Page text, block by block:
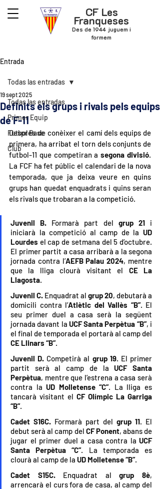
CF Les
Franqueses
Des de 1944 juguem i
formem
Entrada
Todas las entradas
Primer Equip
Futbol Base
Club
Todas las entradas
Definits els grups i rivals pels equips
de F-11
19 sept 2025
Després de conèixer el camí dels equips de
primera, ha arribat el torn dels conjunts de
futbol-11 que competiran a segona divisió.
La FCF ha fet públic el calendari de la nova
temporada, que ja deixa veure en quins
grups han quedat enquadrats i quins seran
els rivals que trobaran a la competició.
Juvenil B. Formarà part del grup 21 i
iniciarà la competició al camp de la UD
Lourdes el cap de setmana del 5 d’octubre.
El primer partit a casa arribarà a la segona
jornada contra l’AEFB Palau 2024, mentre
que la lliga clourà visitant el CE La
Llagosta.
Juvenil C. Enquadrat al grup 20, debutarà a
domicili contra l’Atlètic del Vallès “B”. El
seu primer duel a casa serà la següent
jornada davant la UCF Santa Perpètua “B”, i
CE Llinars “B”.
Juvenil D. Competirà al grup 19. El primer
partit serà al camp de la UCF Santa
Perpètua, mentre que l’estrena a casa serà
contra la UD Molletense “C”. La lliga es
tancarà visitant el CF Olímpic La Garriga
“B”.
Cadet S16C. Formarà part del grup 11. El
debut serà al camp del CF Ponent, abans de
jugar el primer duel a casa contra la UCF
Santa Perpètua “C”. La temporada es
clourà al camp de la UD Molletense “B”.
Cadet S15C. Enquadrat al grup 8è,